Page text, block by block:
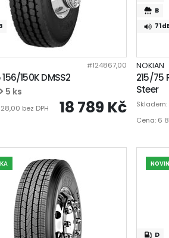
#124867,00
156/150K DMSS2
5 ks
bez DPH 18 789 Kč
B
NOKIAN
215/75
Steer
Skladem:
Cena: 6
D